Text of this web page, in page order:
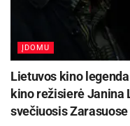
ĮDOMU
Lietuvos kino
kino režisierė Janina
svečiuosis Zarasuose